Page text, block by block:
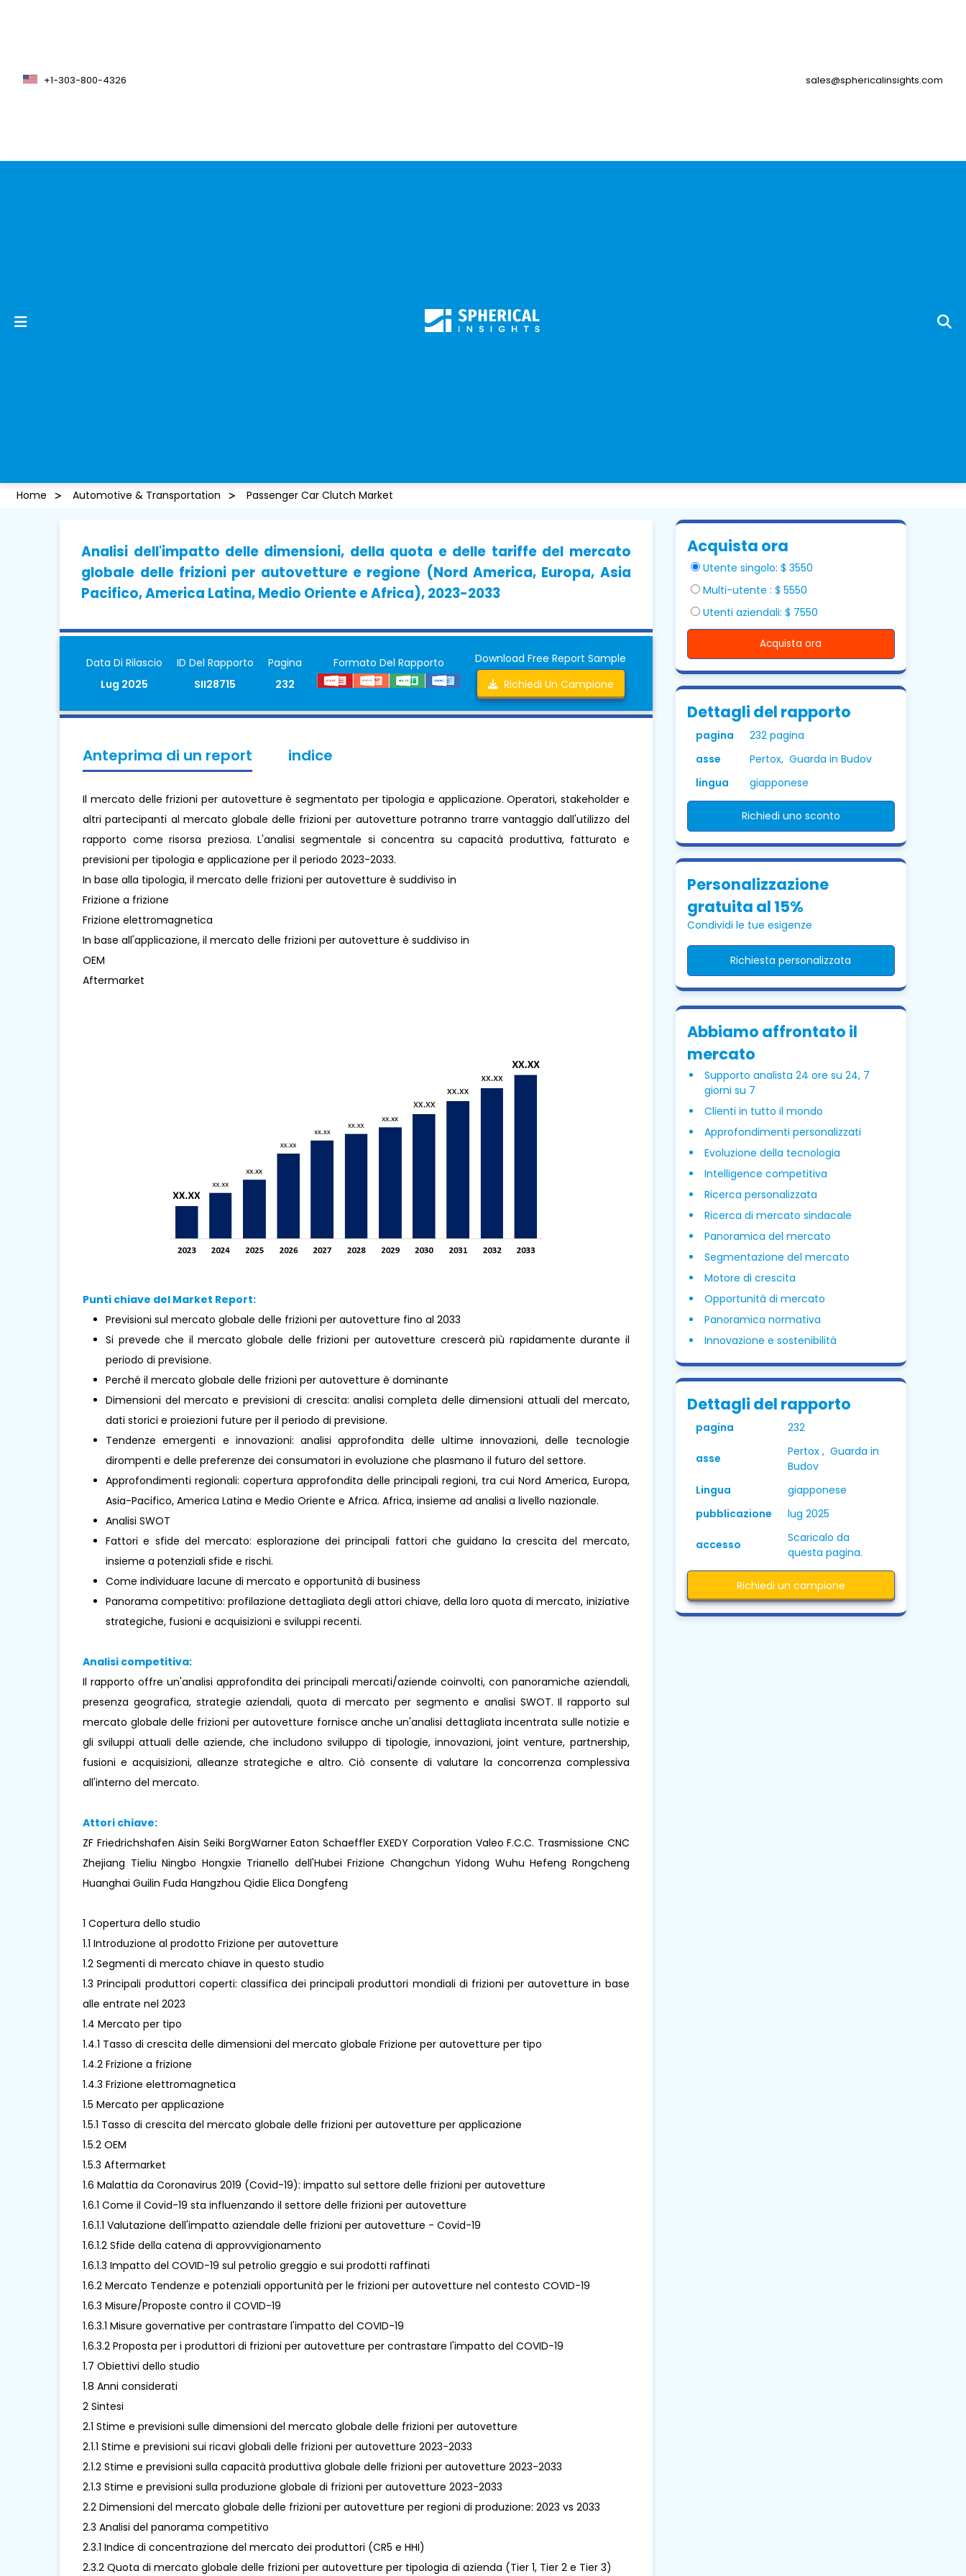
+1-303-800-4326 sales@sphericalinsights.com
Home Automotive & Transportation Passenger Car Clutch Market
Analisi dell'impatto delle dimensioni, della quota e delle tariffe del mercato
globale delle frizioni per autovetture e regione (Nord America, Europa, Asia
Pacifico, America Latina, Medio Oriente e Africa), 2023-2033
Data Di Rilascio
Lug 2025
ID Del Rapporto
SII28715
Pagina
232
Formato Del Rapporto
Download Free Report Sample
Richiedi Un Campione
Anteprima di un report indice
Il mercato delle frizioni per autovetture è segmentato per tipologia e applicazione. Operatori, stakeholder e
altri partecipanti al mercato globale delle frizioni per autovetture potranno trarre vantaggio dall'utilizzo del
rapporto come risorsa preziosa. L'analisi segmentale si concentra su capacità produttiva, fatturato e
previsioni per tipologia e applicazione per il periodo 2023-2033.
In base alla tipologia, il mercato delle frizioni per autovetture è suddiviso in
Frizione a frizione
Frizione elettromagnetica
In base all'applicazione, il mercato delle frizioni per autovetture è suddiviso in
OEM
Aftermarket
Punti chiave del Market Report:
Previsioni sul mercato globale delle frizioni per autovetture fino al 2033
Si prevede che il mercato globale delle frizioni per autovetture crescerà più rapidamente durante il
periodo di previsione.
Perché il mercato globale delle frizioni per autovetture è dominante
Dimensioni del mercato e previsioni di crescita: analisi completa delle dimensioni attuali del mercato,
dati storici e proiezioni future per il periodo di previsione.
Tendenze emergenti e innovazioni: analisi approfondita delle ultime innovazioni, delle tecnologie
dirompenti e delle preferenze dei consumatori in evoluzione che plasmano il futuro del settore.
Approfondimenti regionali: copertura approfondita delle principali regioni, tra cui Nord America, Europa,
Asia-Pacifico, America Latina e Medio Oriente e Africa. Africa, insieme ad analisi a livello nazionale.
Analisi SWOT
Fattori e sfide del mercato: esplorazione dei principali fattori che guidano la crescita del mercato,
insieme a potenziali sfide e rischi.
Come individuare lacune di mercato e opportunità di business
Panorama competitivo: profilazione dettagliata degli attori chiave, della loro quota di mercato, iniziative
strategiche, fusioni e acquisizioni e sviluppi recenti.
Analisi competitiva:
Il rapporto offre un'analisi approfondita dei principali mercati/aziende coinvolti, con panoramiche aziendali,
presenza geografica, strategie aziendali, quota di mercato per segmento e analisi SWOT. Il rapporto sul
mercato globale delle frizioni per autovetture fornisce anche un'analisi dettagliata incentrata sulle notizie e
gli sviluppi attuali delle aziende, che includono sviluppo di tipologie, innovazioni, joint venture, partnership,
fusioni e acquisizioni, alleanze strategiche e altro. Ciò consente di valutare la concorrenza complessiva
all'interno del mercato.
Attori chiave:
ZF Friedrichshafen Aisin Seiki BorgWarner Eaton Schaeffler EXEDY Corporation Valeo F.C.C. Trasmissione CNC
Zhejiang Tieliu Ningbo Hongxie Trianello dell'Hubei Frizione Changchun Yidong Wuhu Hefeng Rongcheng
Huanghai Guilin Fuda Hangzhou Qidie Elica Dongfeng
1 Copertura dello studio
1.1 Introduzione al prodotto Frizione per autovetture
1.2 Segmenti di mercato chiave in questo studio
1.3 Principali produttori coperti: classifica dei principali produttori mondiali di frizioni per autovetture in base
alle entrate nel 2023
1.4 Mercato per tipo
1.4.1 Tasso di crescita delle dimensioni del mercato globale Frizione per autovetture per tipo
1.4.2 Frizione a frizione
1.4.3 Frizione elettromagnetica
1.5 Mercato per applicazione
1.5.1 Tasso di crescita del mercato globale delle frizioni per autovetture per applicazione
1.5.2 OEM
1.5.3 Aftermarket
1.6 Malattia da Coronavirus 2019 (Covid-19): impatto sul settore delle frizioni per autovetture
1.6.1 Come il Covid-19 sta influenzando il settore delle frizioni per autovetture
1.6.1.1 Valutazione dell'impatto aziendale delle frizioni per autovetture - Covid-19
1.6.1.2 Sfide della catena di approvvigionamento
1.6.1.3 Impatto del COVID-19 sul petrolio greggio e sui prodotti raffinati
1.6.2 Mercato Tendenze e potenziali opportunità per le frizioni per autovetture nel contesto COVID-19
1.6.3 Misure/Proposte contro il COVID-19
1.6.3.1 Misure governative per contrastare l'impatto del COVID-19
1.6.3.2 Proposta per i produttori di frizioni per autovetture per contrastare l'impatto del COVID-19
1.7 Obiettivi dello studio
1.8 Anni considerati
2 Sintesi
2.1 Stime e previsioni sulle dimensioni del mercato globale delle frizioni per autovetture
2.1.1 Stime e previsioni sui ricavi globali delle frizioni per autovetture 2023-2033
2.1.2 Stime e previsioni sulla capacità produttiva globale delle frizioni per autovetture 2023-2033
2.1.3 Stime e previsioni sulla produzione globale di frizioni per autovetture 2023-2033
2.2 Dimensioni del mercato globale delle frizioni per autovetture per regioni di produzione: 2023 vs 2033
2.3 Analisi del panorama competitivo
2.3.1 Indice di concentrazione del mercato dei produttori (CR5 e HHI)
2.3.2 Quota di mercato globale delle frizioni per autovetture per tipologia di azienda (Tier 1, Tier 2 e Tier 3)
Acquista ora
Utente singolo: $ 3550
Multi-utente : $ 5550
Utenti aziendali: $ 7550
Acquista ora
Dettagli del rapporto
pagina
232 pagina
asse
Pertox, Guarda in Budov
lingua
giapponese
Richiedi uno sconto
Personalizzazione
gratuita al 15%
Condividi le tue esigenze
Richiesta personalizzata
Abbiamo affrontato il
mercato
Supporto analista 24 ore su 24, 7
giorni su 7
Clienti in tutto il mondo
Approfondimenti personalizzati
Evoluzione della tecnologia
Intelligence competitiva
Ricerca personalizzata
Ricerca di mercato sindacale
Panoramica del mercato
Segmentazione del mercato
Motore di crescita
Opportunità di mercato
Panoramica normativa
Innovazione e sostenibilità
Dettagli del rapporto
pagina 232
asse
Pertox , Guarda in
Budov
Lingua
giapponese
pubblicazione
lug 2025
accesso
Scaricalo da
questa pagina.
Richiedi un campione